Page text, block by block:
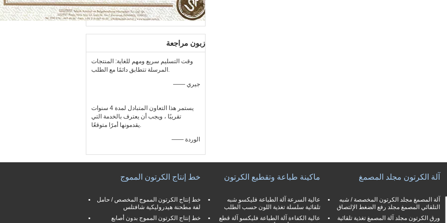
زبون مراجعة
وقت التسليم سريع ومهم للغاية: المنتجات
المرسلة تتطابق دائمًا مع الطلب.
—— جيري
يستمر هذا التعاون المتبادل لمدة 4 سنوات
تقريبًا ، ويجب أن يعترف بالخدمة التي
يقدمونها أمرًا متوقعًا.
—— الوردة
خط إنتاج الكرتون المموج
خط إنتاج الكرتون المموج المخصص / حامل
لفة مطحنة هيدروليكية شافتلس
خط إنتاج الكرتون المموج بدون أصابع
ماكينة طباعة وتقطيع الكرتون
عالية السرعة آلة الطباعة فليكسو شبه
تلقائية سلسلة تغذية اللون حسب الطلب
عالية الكفاءة آلة الطباعة فليكسو آلة قطع
آلة الكرتون مجلد المصمغ
آلة المصمغ مجلد الكرتون المخصصة / شبه
التلقائي المصمغ مجلد رفع الضغط الإلتصاق
ورق الكرتون مجلد آلة المصمغ تغذية تلقائية